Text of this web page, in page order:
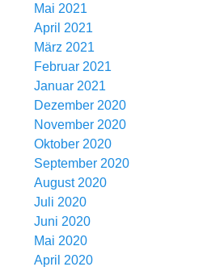
Mai 2021
April 2021
März 2021
Februar 2021
Januar 2021
Dezember 2020
November 2020
Oktober 2020
September 2020
August 2020
Juli 2020
Juni 2020
Mai 2020
April 2020